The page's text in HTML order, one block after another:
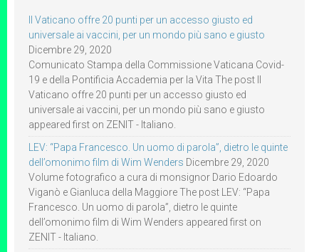
Il Vaticano offre 20 punti per un accesso giusto ed
universale ai vaccini, per un mondo più sano e giusto
Dicembre 29, 2020
Comunicato Stampa della Commissione Vaticana Covid-
19 e della Pontificia Accademia per la Vita The post Il
Vaticano offre 20 punti per un accesso giusto ed
universale ai vaccini, per un mondo più sano e giusto
appeared first on ZENIT - Italiano.
LEV: “Papa Francesco. Un uomo di parola”, dietro le quinte
dell’omonimo film di Wim Wenders Dicembre 29, 2020
Volume fotografico a cura di monsignor Dario Edoardo
Viganò e Gianluca della Maggiore The post LEV: “Papa
Francesco. Un uomo di parola”, dietro le quinte
dell’omonimo film di Wim Wenders appeared first on
ZENIT - Italiano.